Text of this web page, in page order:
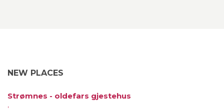
NEW PLACES
Strømnes - oldefars gjestehus
,